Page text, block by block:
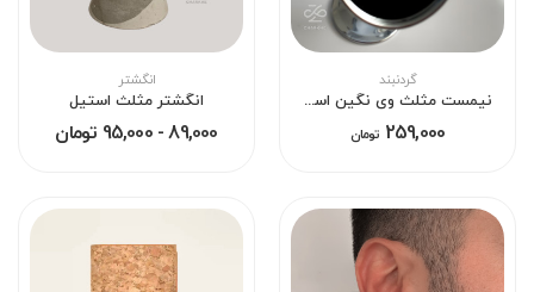
گردنبند
نیمست مثلث وی نگین استیل
259,000 تومان
انگشتر
انگشتر مثلث استیل
89,000 - 95,000 تومان